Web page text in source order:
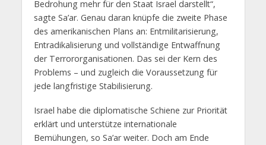
Bedrohung mehr für den Staat Israel darstellt“,
sagte Sa’ar. Genau daran knüpfe die zweite Phase
des amerikanischen Plans an: Entmilitarisierung,
Entradikalisierung und vollständige Entwaffnung
der Terrororganisationen. Das sei der Kern des
Problems – und zugleich die Voraussetzung für
jede langfristige Stabilisierung.
Israel habe die diplomatische Schiene zur Priorität
erklärt und unterstütze internationale
Bemühungen, so Sa’ar weiter. Doch am Ende